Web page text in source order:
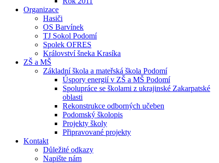
Organizace
Hasiči
OS Barvínek
TJ Sokol Podomí
Spolek OFRES
Království šneka Krasíka
ZŠ a MŠ
Základní škola a mateřská škola Podomí
Úspory energií v ZŠ a MŠ Podomí
Spolupráce se školami z ukrajinské Zakarpatské
oblasti
Rekonstrukce odborných učeben
Podomský školopis
Projekty školy
Připravované projekty
Kontakt
Důležité odkazy
Napište nám